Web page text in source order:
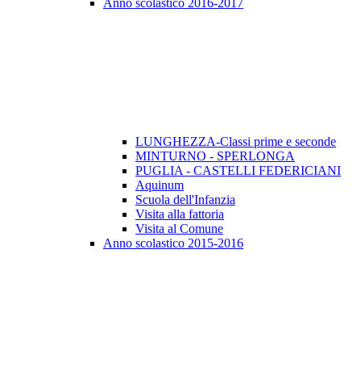
Anno scolastico 2016-2017
LUNGHEZZA-Classi prime e seconde
MINTURNO - SPERLONGA
PUGLIA - CASTELLI FEDERICIANI
Aquinum
Scuola dell'Infanzia
Visita alla fattoria
Visita al Comune
Anno scolastico 2015-2016